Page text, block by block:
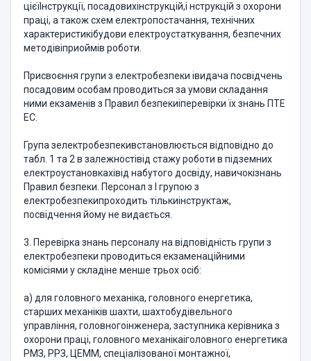
цiєїIнструкцiї, посадовихiнструкцiй,i нструкцiй з охорони
працi, а також схем електропостачання, технiчних
характеристикiбудови електроустаткування, безпечних
методiвiприоймiв роботи.
Присвоєння групи з електробезпеки iвидача посвiдчень
посадовим особам проводиться за умови складання
ними екзаменiв з Правил безпекиiперевiрки їх знань ПТЕ
ЕС.
Група зелектробезпекивстановлюється вiдповiдно до
табл. 1 та 2 в залежностiвiд стажу роботи в пiдземних
електроустановкахiвiд набутого досвiду, навичокiзнань
Правил безпеки. Персонал з І групою з
електробезпекипроходить тiлькиiнструктаж,
посвiдчення йому не видається.
3. Перевiрка знань персоналу на вiдповiднiсть групи з
електробезпеки проводиться екзаменацiйними
комiсiями у складiне менше трьох осiб:
а) для головного механiка, головного енергетика,
старших механiкiв шахти, шахтобудiвельного
управлiння, головногоiнженера, заступника керiвника з
охорони працi, головного механiкаiголовного енергетика
РМЗ, РРЗ, ЦЕММ, спецiалiзованої монтажної,